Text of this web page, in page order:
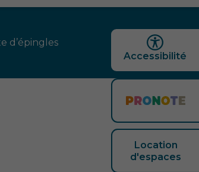
d’épingles
Location
d'espaces
Accessibilité